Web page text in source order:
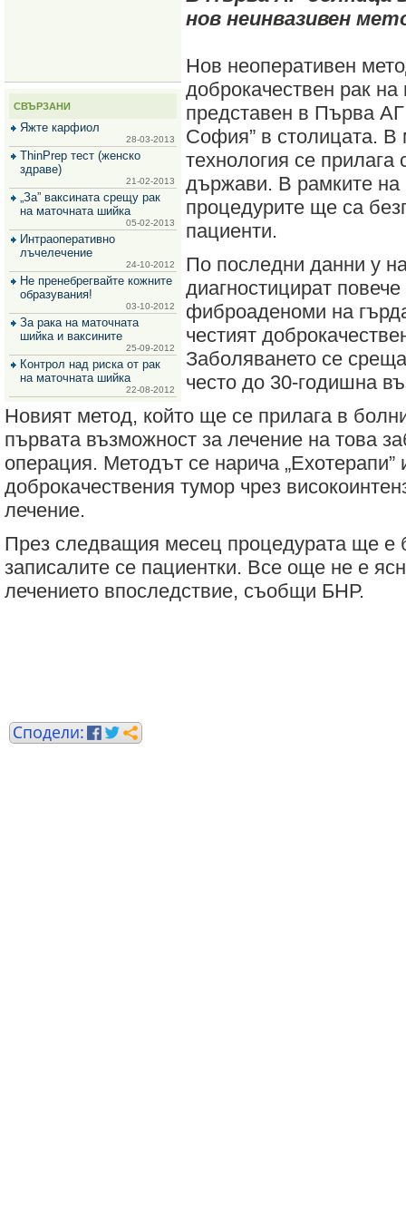
СВЪРЗАНИ
Яжте карфиол
28-03-2013
ThinPrep тест (женско
здраве)
21-02-2013
„За” ваксината срещу рак
на маточната шийка
05-02-2013
Интраоперативно
лъчелечение
24-10-2012
Не пренебрегвайте кожните
образувания!
03-10-2012
За рака на маточната
шийка и ваксините
25-09-2012
Контрол над риска от рак
на маточната шийка
22-08-2012
нов неинвазивен
Нов неоперативен
доброкачествен рак
представен в Първа
София” в столицата. В
технология се
държави. В рамките
процедурите ще са
пациенти.
По последни данни у
диагностицират
фиброаденоми на
честият
Заболяването се
често до 30-годишна
Новият метод, който ще се прилага в
първата възможност за лечение на това
операция. Методът се нарича
доброкачествения тумор чрез
лечение.
През следващия месец процедурата ще е
записалите се пациентки. Все още не е
лечението впоследствие, съобщи БНР.